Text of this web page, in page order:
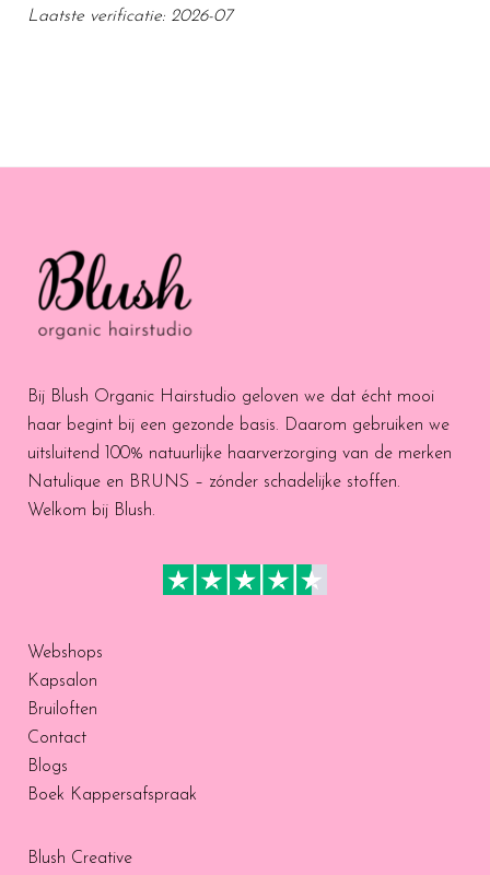
Laatste verificatie: 2026-07
Bij Blush Organic Hairstudio geloven we dat écht mooi
haar begint bij een gezonde basis. Daarom gebruiken we
uitsluitend 100% natuurlijke haarverzorging van de merken
Natulique en BRUNS – zónder schadelijke stoffen.
Welkom bij Blush.
Webshops
Kapsalon
Bruiloften
Contact
Blogs
Boek Kappersafspraak
Blush Creative